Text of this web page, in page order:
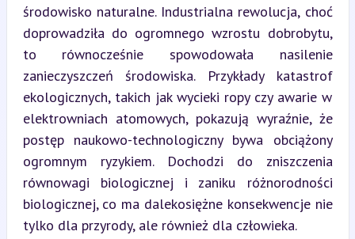
środowisko naturalne. Industrialna rewolucja, choć
doprowadziła do ogromnego wzrostu dobrobytu,
to równocześnie spowodowała nasilenie
zanieczyszczeń środowiska. Przykłady katastrof
ekologicznych, takich jak wycieki ropy czy awarie w
elektrowniach atomowych, pokazują wyraźnie, że
postęp naukowo-technologiczny bywa obciążony
ogromnym ryzykiem. Dochodzi do zniszczenia
równowagi biologicznej i zaniku różnorodności
biologicznej, co ma dalekosiężne konsekwencje nie
tylko dla przyrody, ale również dla człowieka.